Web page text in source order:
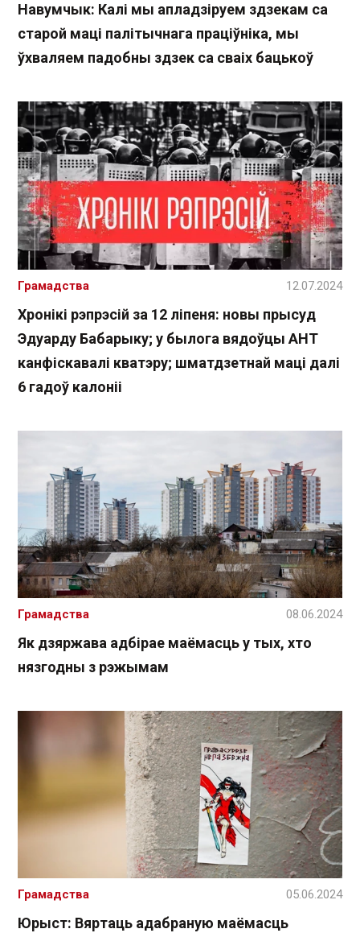
Навумчык: Калі мы апладзіруем здзекам са
старой маці палітычнага праціўніка, мы
ўхваляем падобны здзек са сваіх бацькоў
Хронікі рэпрэсій за 12 ліпеня: новы прысуд
Эдуарду Бабарыку; у былога вядоўцы АНТ
канфіскавалі кватэру; шматдзетнай маці далі
6 гадоў калоніі
Грамадства 12.07.2024
Як дзяржава адбірае маёмасць у тых, хто
нязгодны з рэжымам
Грамадства 08.06.2024
Юрыст: Вяртаць адабраную маёмасць
Грамадства 05.06.2024